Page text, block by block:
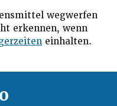
wegwerfen
erkennen, wenn
einhalten.